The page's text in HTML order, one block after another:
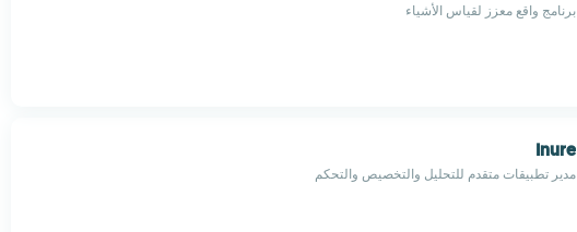
برنامج واقع معزز لقياس الأشياء
Inure
مدير تطبيقات متقدم للتحليل والتخصيص والتحكم